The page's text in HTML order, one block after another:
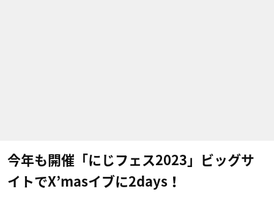
今年も開催「にじフェス2023」ビッグサ
イトでX’masイブに2days！